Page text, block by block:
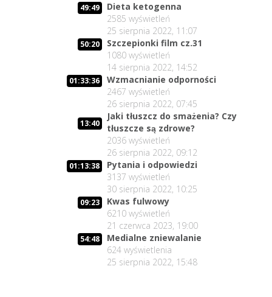
49:49
Dieta ketogenna
2585 wyświetleń
25 sierpnia 2022, 11:07
50:20
Szczepionki film cz.31
1080 wyświetleń
14 sierpnia 2022, 14:52
01:33:36
Wzmacnianie odporności
2467 wyświetleń
26 sierpnia 2022, 07:45
13:40
Jaki tłuszcz do smażenia? Czy
tłuszcze są zdrowe?
2036 wyświetleń
26 sierpnia 2022, 09:12
01:13:38
Pytania i odpowiedzi
3137 wyświetleń
30 sierpnia 2022, 10:25
09:23
Kwas fulwowy
6210 wyświetleń
21 czerwca 2023, 19:00
54:48
Medialne zniewalanie
624 wyświetlenia
25 sierpnia 2022, 15:48